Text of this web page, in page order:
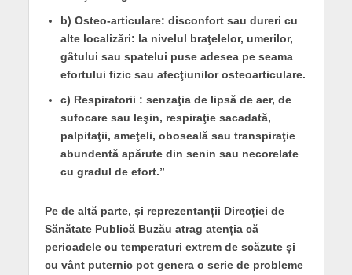
b) Osteo-articulare: disconfort sau dureri cu
alte localizări: la nivelul braţelelor, umerilor,
gâtului sau spatelui puse adesea pe seama
efortului fizic sau afecţiunilor osteoarticulare.
c) Respiratorii : senzaţia de lipsă de aer, de
sufocare sau leşin, respiraţie sacadată,
palpitaţii, ameţeli, oboseală sau transpiraţie
abundentă apărute din senin sau necorelate
cu gradul de efort.”
Pe de altă parte, și reprezentanții Direcției de
Sănătate Publică Buzău atrag atenția că
perioadele cu temperaturi extrem de scăzute și
cu vânt puternic pot genera o serie de probleme